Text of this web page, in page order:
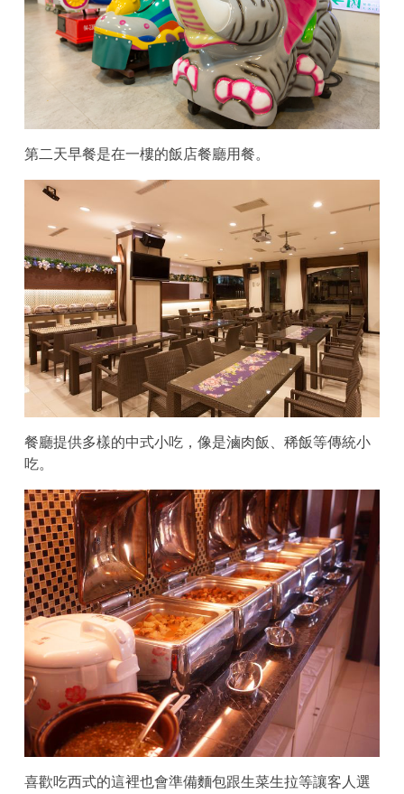
第二天早餐是在一樓的飯店餐廳用餐。
餐廳提供多樣的中式小吃，像是滷肉飯、稀飯等傳統小
吃。
喜歡吃西式的這裡也會準備麵包跟生菜生拉等讓客人選